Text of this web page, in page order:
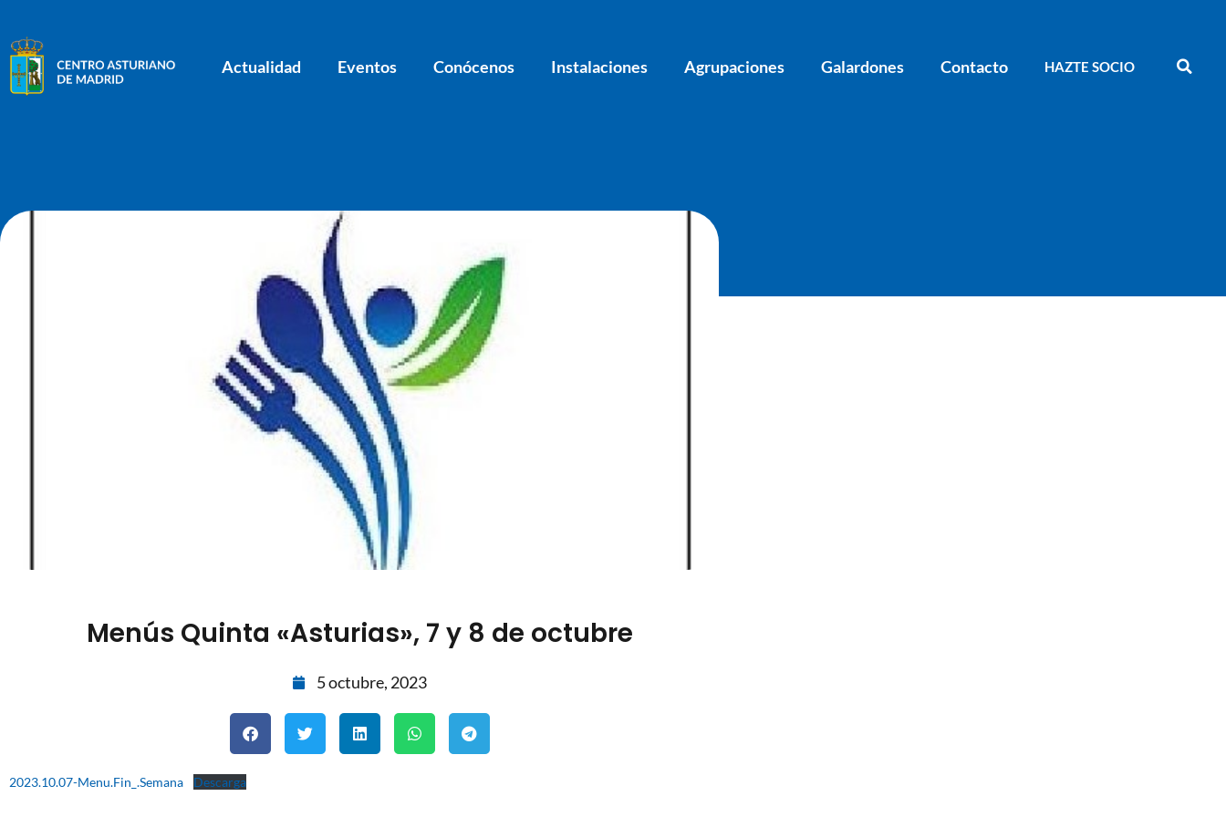
Actualidad Eventos Conócenos Instalaciones Agrupaciones Galardones Contacto HAZTE SOCIO
Menús Quinta «Asturias», 7 y 8 de octubre
5 octubre, 2023
2023.10.07-Menu.Fin_.Semana Descarga